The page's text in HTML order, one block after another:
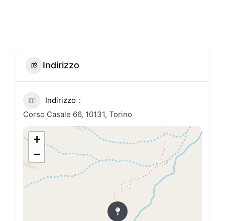
Indirizzo
Indirizzo
Corso Casale 66, 10131, Torino
+
−